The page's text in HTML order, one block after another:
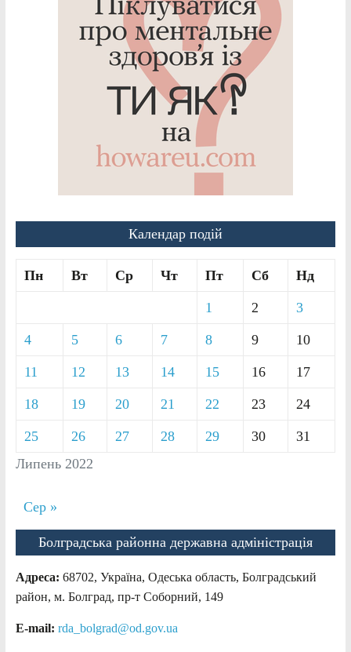
Календар подій
Липень 2022
Пн Вт Ср Чт Пт Сб Нд
1 2 3
4 5 6 7 8 9 10
11 12 13 14 15 16 17
18 19 20 21 22 23 24
25 26 27 28 29 30 31
Сер »
Болградська районна державна адміністрація
Адреса: 68702, Україна, Одеська область, Болградський
район, м. Болград, пр-т Соборний, 149
E-mail: rda_bolgrad@od.gov.ua